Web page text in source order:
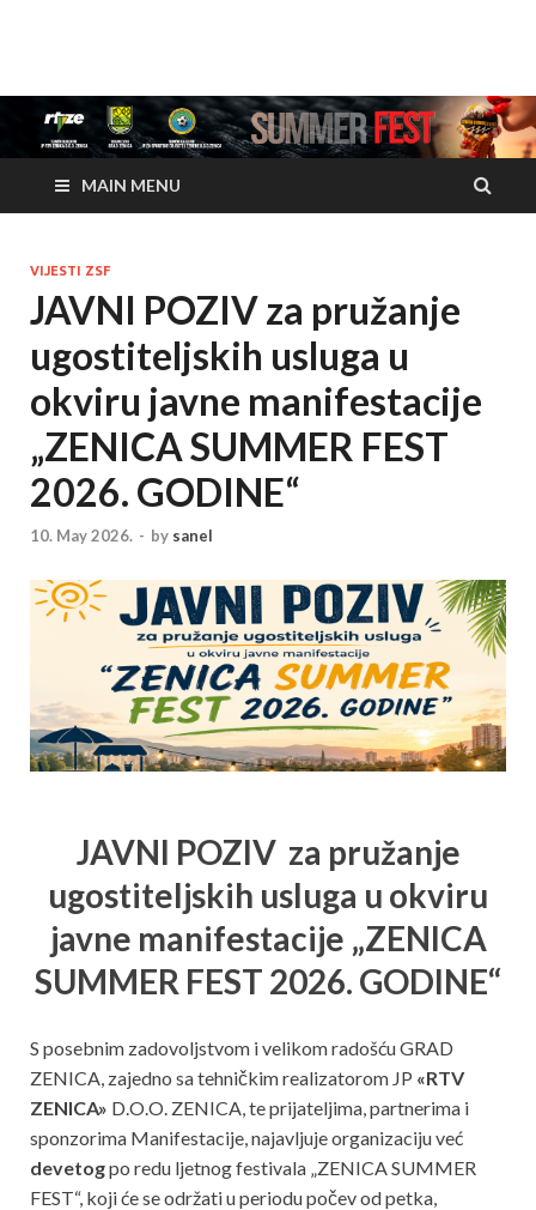
MAIN MENU
VIJESTI ZSF
JAVNI POZIV za pružanje
ugostiteljskih usluga u
okviru javne manifestacije
„ZENICA SUMMER FEST
2026. GODINE“
10. May 2026. - by sanel
JAVNI POZIV za pružanje
ugostiteljskih usluga u okviru
javne manifestacije „ZENICA
SUMMER FEST 2026. GODINE“
S posebnim zadovoljstvom i velikom radošću GRAD
ZENICA, zajedno sa tehničkim realizatorom JP «RTV
ZENICA» D.O.O. ZENICA, te prijateljima, partnerima i
sponzorima Manifestacije, najavljuje organizaciju već
devetogpo redu ljetnog festivala „ZENICA SUMMER
FEST“, koji će se održati u periodu počev od petka,